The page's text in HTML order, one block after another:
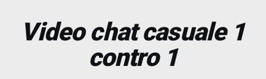
Video chat casuale 1
contro 1